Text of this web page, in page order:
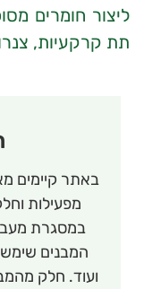
ליצור חומרים
תת קרקעיות,
באתר קיימים
מפעילות
במסגרת
המבנים
ועוד. חלק